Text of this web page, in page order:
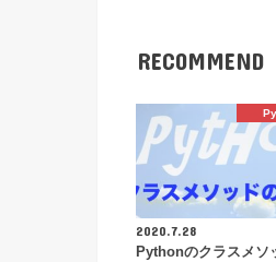
RECOMMEND
2020.7.28
Pythonのクラスメソ